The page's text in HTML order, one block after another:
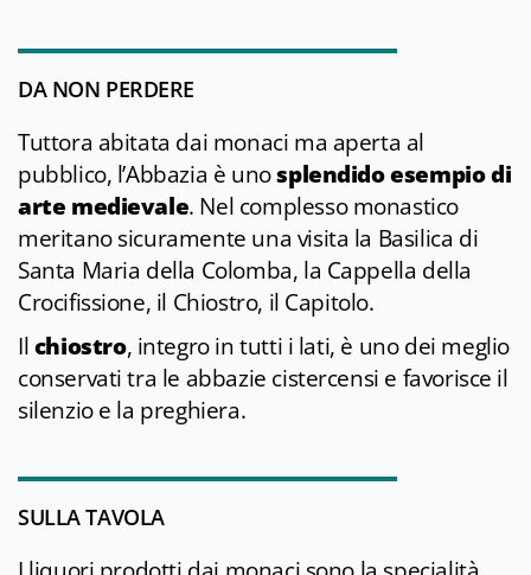
DA NON PERDERE
Tuttora abitata dai monaci ma aperta al
pubblico, l’Abbazia è unosplendido esempio di
arte medievale. Nel complesso monastico
meritano sicuramente una visita la Basilica di
Santa Maria della Colomba, la Cappella della
Crocifissione, il Chiostro, il Capitolo.
Ilchiostro, integro in tutti i lati, è uno dei meglio
conservati tra le abbazie cistercensi e favorisce il
silenzio e la preghiera.
SULLA TAVOLA